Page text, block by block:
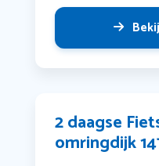
2 daagse
omringdijk